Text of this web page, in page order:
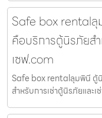
Safe box rentalลุม
คือบริการตู้นิรภัยสำ
เซฟ.com
Safe box rentalลุมพินี ตู้นิ
สำหรับการเช่าตู้นิรภัยและเ